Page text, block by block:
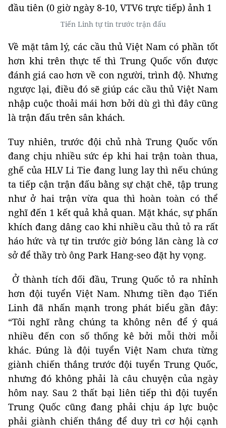
Tiến Linh tự tin trước trận đấu
Về mặt tâm lý, các cầu thủ Việt Nam có phần tốt
hơn khi trên thực tế thì Trung Quốc vốn được
đánh giá cao hơn về con người, trình độ. Nhưng
ngược lại, điều đó sẽ giúp các cầu thủ Việt Nam
nhập cuộc thoải mái hơn bởi dù gì thì đây cũng
là trận đấu trên sân khách.
Tuy nhiên, trước đội chủ nhà Trung Quốc vốn
đang chịu nhiều sức ép khi hai trận toàn thua,
ghế của HLV Li Tie đang lung lay thì nếu chúng
ta tiếp cận trận đấu bằng sự chặt chẽ, tập trung
như ở hai trận vừa qua thì hoàn toàn có thể
nghĩ đến 1 kết quả khả quan. Mặt khác, sự phấn
khích đang dâng cao khi nhiều cầu thủ tỏ ra rất
háo hức và tự tin trước giờ bóng lăn càng là cơ
sở để thầy trò ông Park Hang-seo đặt hy vọng.
Ở thành tích đối đầu, Trung Quốc tỏ ra nhỉnh
hơn đội tuyển Việt Nam. Nhưng tiền đạo Tiến
Linh đã nhấn mạnh trong phát biểu gần đây:
“Tôi nghĩ rằng chúng ta không nên để ý quá
nhiều đến con số thống kê bởi mỗi thời mỗi
khác. Đúng là đội tuyển Việt Nam chưa từng
giành chiến thắng trước đội tuyển Trung Quốc,
nhưng đó không phải là câu chuyện của ngày
hôm nay. Sau 2 thất bại liên tiếp thì đội tuyển
Trung Quốc cũng đang phải chịu áp lực buộc
phải giành chiến thắng để duy trì cơ hội cạnh